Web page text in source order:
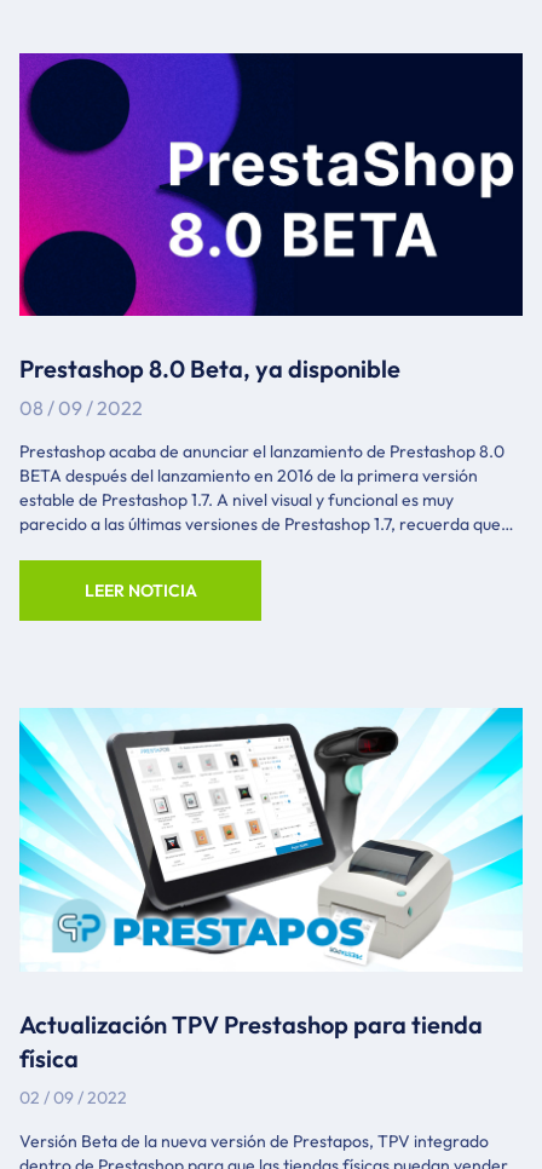
cursos de IA reconocidos y se los lleve si cambia de empresa.
Incentivo fiscal a empresas que forme
Prestashop 8.0 Beta, ya disponible
08 / 09 / 2022
Prestashop acaba de anunciar el lanzamiento de Prestashop 8.0
BETA después del lanzamiento en 2016 de la primera versión
estable de Prestashop 1.7. A nivel visual y funcional es muy
parecido a las últimas versiones de Prestashop 1.7, recuerda que
toda la documentación oficial desde donde podemos hacer
seguimiento o bien descargar la última versión desde el enlace que
prestashop 1.8 Actualización a Symfony 4.4 Soporte a PHP 8.0 y 8.1
Cambios en el backend Añadidas nuevas opciones de seguridad.
LEER NOTICIA
Actualización TPV Prestashop para tienda
física
02 / 09 / 2022
Versión Beta de la nueva versión de Prestapos, TPV integrado